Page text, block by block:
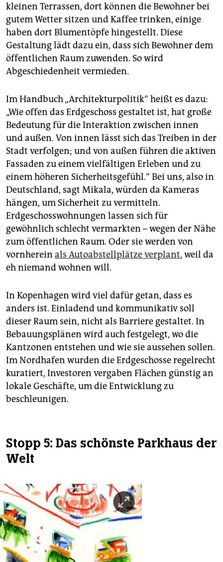
kleinen Terrassen, dort können die Bewohner bei
gutem Wetter sitzen und Kaffee trinken, einige
haben dort Blumentöpfe hingestellt. Diese
Gestaltung lädt dazu ein, dass sich Bewohner dem
öffentlichen Raum zuwenden. So wird
Abgeschiedenheit vermieden.
Im Handbuch „Architekturpolitik“ heißt es dazu:
„Wie offen das Erdgeschoss gestaltet ist, hat große
Bedeutung für die Interaktion zwischen innen
und außen. Von innen lässt sich das Treiben in der
Stadt verfolgen; und von außen führen die aktiven
Fassaden zu einem vielfältigen Erleben und zu
einem höheren Sicherheitsgefühl.“ Bei uns, also in
Deutschland, sagt Mikala, würden da Kameras
hängen, um Sicherheit zu vermitteln.
Erdgeschosswohnungen lassen sich für
gewöhnlich schlecht vermarkten – wegen der Nähe
zum öffentlichen Raum. Oder sie werden von
vornherein als Autoabstellplätze verplant, weil da
eh niemand wohnen will.
In Kopenhagen wird viel dafür getan, dass es
anders ist. Einladend und kommunikativ soll
dieser Raum sein, nicht als Barriere gestaltet. In
Bebauungsplänen wird auch festgelegt, wo die
Kantzonen entstehen und wie sie aussehen sollen.
Im Nordhafen wurden die Erdgeschosse regelrecht
kuratiert, Investoren vergaben Flächen günstig an
lokale Geschäfte, um die Entwicklung zu
beschleunigen.
Stopp 5: Das schönste Parkhaus der
Welt